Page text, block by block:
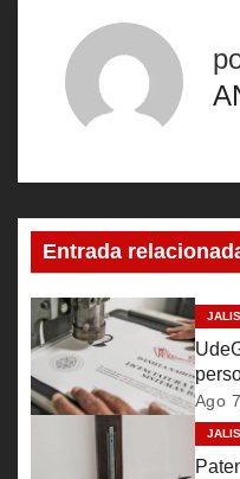
c
i
ó
n
d
e
Entrada
Ago